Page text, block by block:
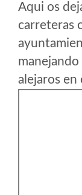
Aqui os
carreteras
manejando
alejaros en